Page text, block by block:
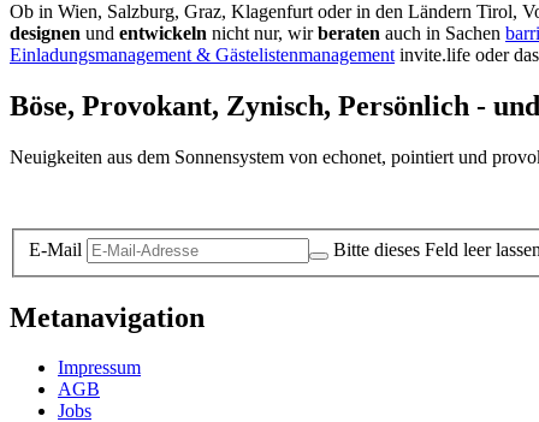
Ob in Wien, Salzburg, Graz, Klagenfurt oder in den Ländern Tirol,
designen und entwickeln nicht nur, wirberaten auch in Sachen
Einladungsmanagement & Gästelistenmanagement invite.life oder das
Böse, Provokant, Zynisch, Persönlich -
Neuigkeiten aus dem Sonnensystem von echonet, pointiert und
E-Mail Bitte dieses Feld leer lassen
Metanavigation
Impressum
AGB
Jobs